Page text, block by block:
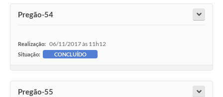
Pregão-54
Realização: 06/11/2017 às 11h12
Situação: CONCLUÍDO
Pregão-55